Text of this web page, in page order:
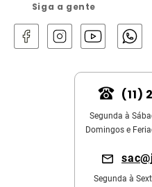
Siga a gente
(11)
Segunda à
Domingos e
Segunda à